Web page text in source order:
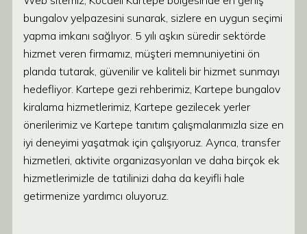
bungalov yelpazesini sunarak, sizlere en uygun seçimi
yapma imkanı sağlıyor. 5 yılı aşkın süredir sektörde
hizmet veren firmamız, müşteri memnuniyetini ön
planda tutarak, güvenilir ve kaliteli bir hizmet sunmayı
hedefliyor. Kartepe gezi rehberimiz, Kartepe bungalov
kiralama hizmetlerimiz, Kartepe gezilecek yerler
önerilerimiz ve Kartepe tanıtım çalışmalarımızla size en
iyi deneyimi yaşatmak için çalışıyoruz. Ayrıca, transfer
hizmetleri, aktivite organizasyonları ve daha birçok ek
hizmetlerimizle de tatilinizi daha da keyifli hale
getirmenize yardımcı oluyoruz.